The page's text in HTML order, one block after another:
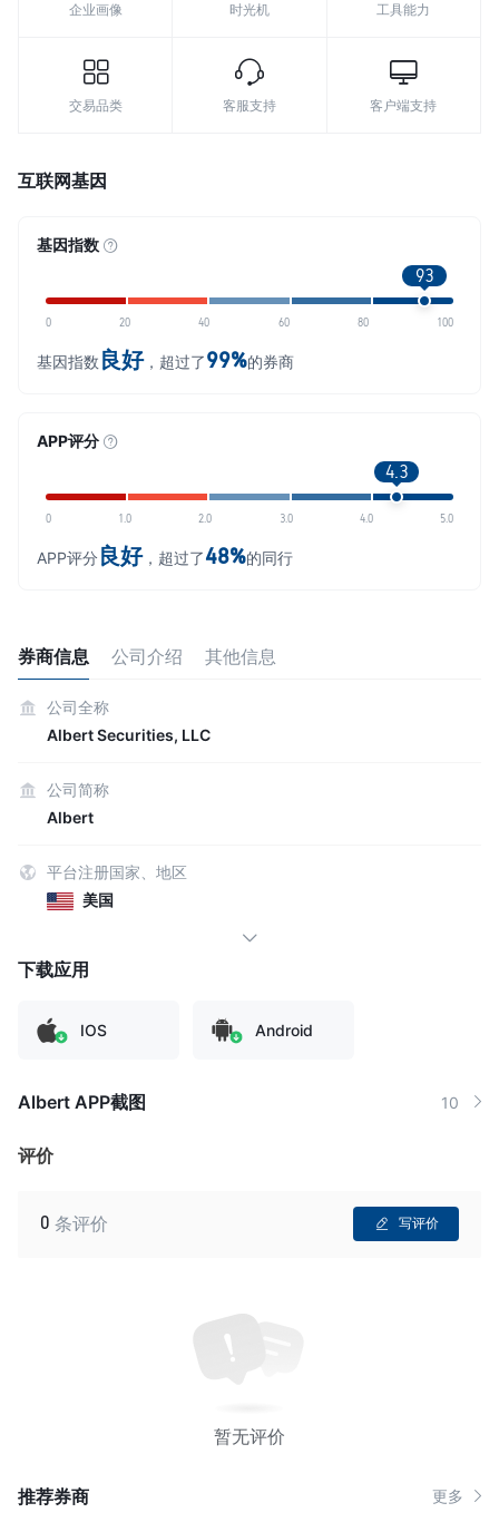
企业画像 时光机 工具能力
交易品类 客服支持 客户端支持
互联网基因
基因指数
93
0 20 40 60 80 100
基因指数 良好，超过了99%的券商
APP评分
4.3
0 1.0 2.0 3.0 4.0 5.0
APP评分良好，超过了48%的同行
券商信息 公司介绍 其他信息
公司全称
Albert Securities, LLC
公司简称
Albert
平台注册国家、地区
美国
下载应用
IOS Android
Albert APP截图 10
评价
0 条评价 写评价
暂无评价
推荐券商 更多